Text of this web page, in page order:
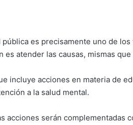
es precisamente uno de
es atender las causas, mismas
incluye acciones en materia de
a la salud mental.
acciones serán complementadas